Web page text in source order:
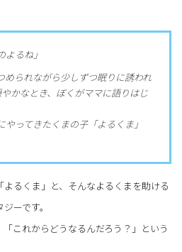
るね」
められながら少しずつ眠りに誘われ
かなとき、ぼくがママに語りはじ
ってきたくまの子「よるくま」
るくま」と、そんなよるくまを助ける
ーです。
これからどうなるんだろう？」という